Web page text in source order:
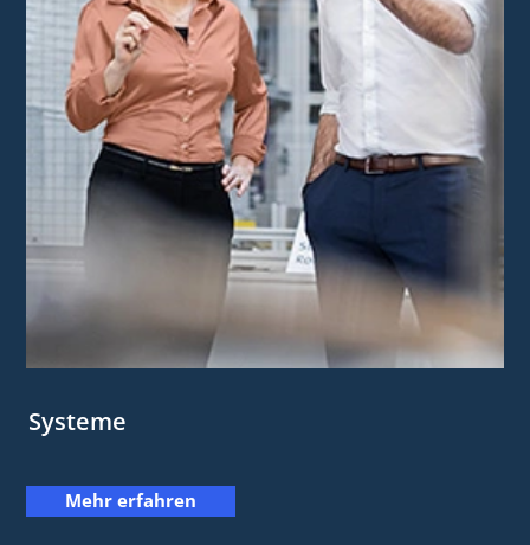
Systeme
Mehr erfahren